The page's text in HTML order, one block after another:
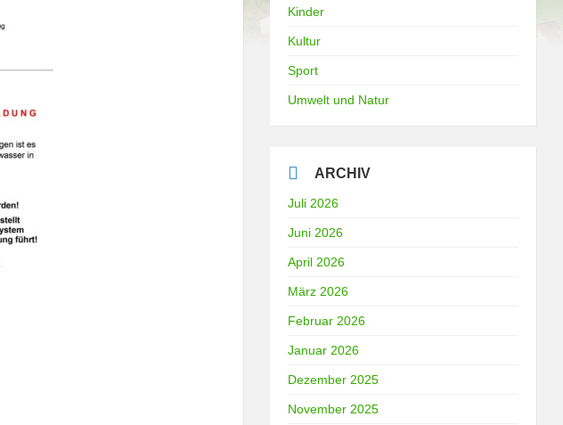
Kinder
Kultur
Sport
Umwelt und Natur
ARCHIV
Juli 2026
Juni 2026
April 2026
März 2026
Februar 2026
Januar 2026
Dezember 2025
November 2025